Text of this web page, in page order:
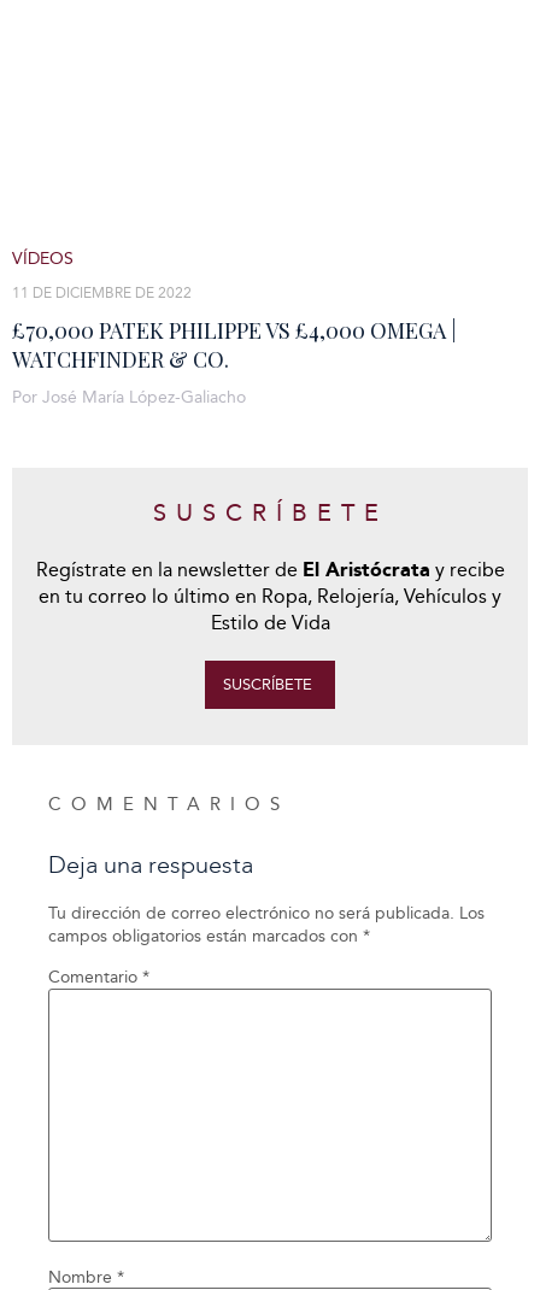
£70,000 PATEK PHILIPPE VS £4,000 OMEGA |
WATCHFINDER & CO.
11 DE DICIEMBRE DE 2022
VÍDEOS
Por José María López-Galiacho
SUSCRÍBETE
Regístrate en la newsletter de El Aristócrata y recibe
en tu correo lo último en Ropa, Relojería, Vehículos y
Estilo de Vida
SUSCRÍBETE
COMENTARIOS
Deja una respuesta
Tu dirección de correo electrónico no será publicada. Los
campos obligatorios están marcados con *
Comentario *
Nombre *